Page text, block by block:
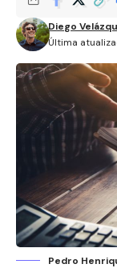
Última
Diego
Pedro